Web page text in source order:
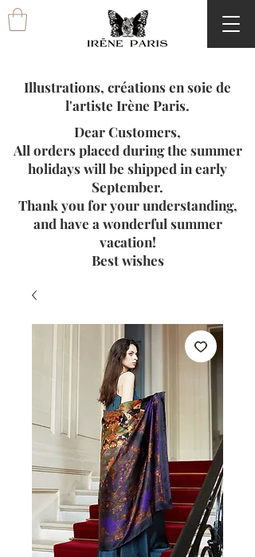
Illustrations, créations en soie de
l'artiste Irène Paris.
Dear Customers,
All orders placed during the summer
holidays will be shipped in early
September.
Thank you for your understanding,
and have a wonderful summer
vacation!
Best wishes